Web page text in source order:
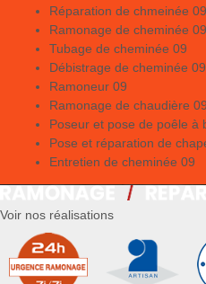
Réparation de chmeinée 09
Ramonage de cheminée 09
Tubage de cheminée 09
Débistrage de cheminée 09
Ramoneur 09
Ramonage de chaudière 09
Poseur et pose de poêle à
Pose et réparation de
Entretien de cheminée 09
Voir nos réalisations